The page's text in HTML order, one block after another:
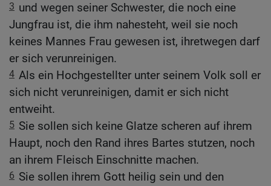
3 und wegen seiner Schwester, die noch eine
Jungfrau ist, die ihm nahesteht, weil sie noch
keines Mannes Frau gewesen ist, ihretwegen darf
er sich verunreinigen.
4 Als ein Hochgestellter unter seinem Volk soll er
sich nicht verunreinigen, damit er sich nicht
entweiht.
5 Sie sollen sich keine Glatze scheren auf ihrem
Haupt, noch den Rand ihres Bartes stutzen, noch
an ihrem Fleisch Einschnitte machen.
6 Sie sollen ihrem Gott heilig sein und den